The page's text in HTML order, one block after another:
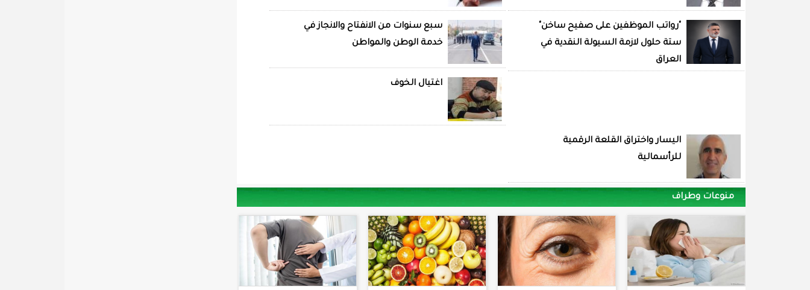
"رواتب الموظفين على صفيح ساخن"
ستة حلول لازمة السيولة النقدية في
العراق
سبع سنوات من الانفتاح والانجاز في
خدمة الوطن والمواطن
اغتيال الخوف
اليسار واختراق القلعة الرقمية
للرأسمالية
منوعات وطراف